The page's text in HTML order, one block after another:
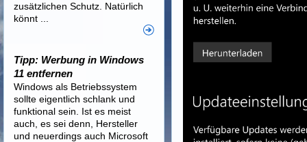
zusätzlichen Schutz. Natürlich
könnt ...
Tipp: Werbung in Windows
11 entfernen
Windows als Betriebssystem
sollte eigentlich schlank und
funktional sein. Ist es meist
auch, es sei denn, Hersteller
und neuerdings auch Microsoft